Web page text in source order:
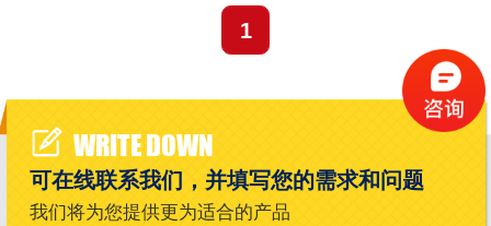
液消泡剂可以...
1
WRITE DOWN
可在线联系我们，并填写您的需求和问题
我们将为您提供更为适合的产品